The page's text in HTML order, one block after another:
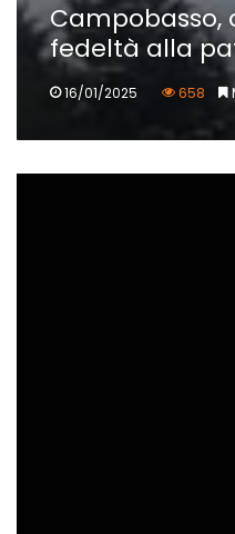
Campobasso,
fedeltà alla
16/01/2025 658